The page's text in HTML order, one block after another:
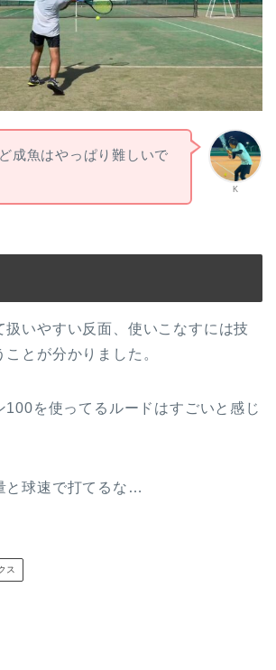
K
成魚はやっぱり難しいで
扱いやすい反面、使いこなすには技
とが分かりました。
100を使ってるルードはすごいと感じ
と球速で打てるな…
ス